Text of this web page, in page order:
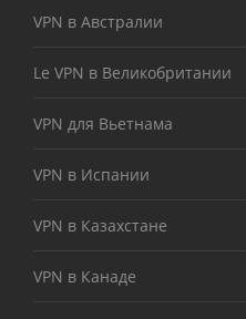
VPN в Австралии
Le VPN в Великобритании
VPN для Вьетнама
VPN в Испании
VPN в Казахстане
VPN в Канаде